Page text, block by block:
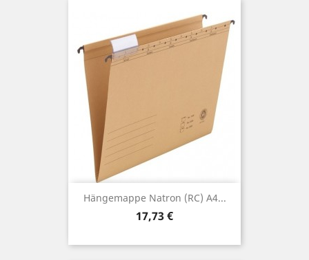
Hängemappe Natron (RC) A4...
Preis
17,73 €